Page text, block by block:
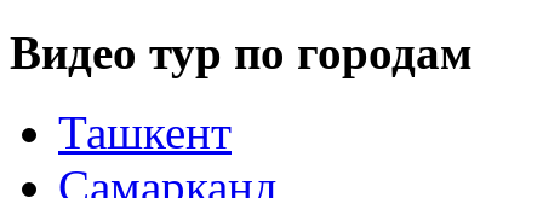
Видео тур по городам
Ташкент
Самарканд